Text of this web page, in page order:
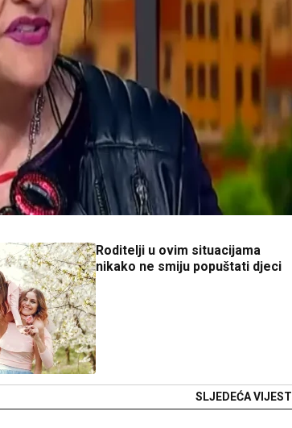
Roditelji u ovim situacijama
nikako ne smiju popuštati djeci
SLJEDEĆA VIJEST